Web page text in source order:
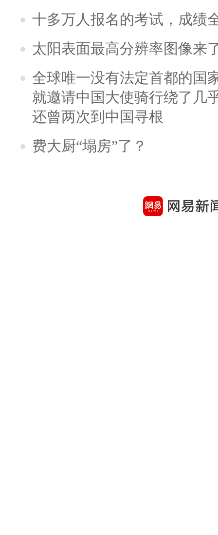
十多万人报名的考试，成绩
太阳表面最高分辨率图像来
全球唯一没有法定首都的国
就邀请中国大使骑行绕了几
还曾两次到中国寻根
费大厨“塌房”了？